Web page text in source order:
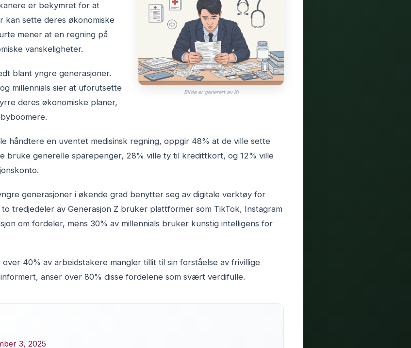
Bilde er generert av KI
er bekymret for at
kan sette deres økonomiske
mener at en regning på
vanskeligheter.
blant yngre generasjoner.
millennials sier at uforutsette
deres økonomiske planer,
håndtere en uventet medisinsk regning, oppgir 48% at de ville sette
bruke generelle sparepenger, 28% ville ty til kredittkort, og 12% ville
generasjoner i økende grad benytter seg av digitale verktøy for
tredjedeler av Generasjon Z bruker plattformer som TikTok, Instagram
om fordeler, mens 30% av millennials bruker kunstig intelligens for
40% av arbeidstakere mangler tillit til sin forståelse av frivillige
anser over 80% disse fordelene som svært verdifulle.
3, 2025